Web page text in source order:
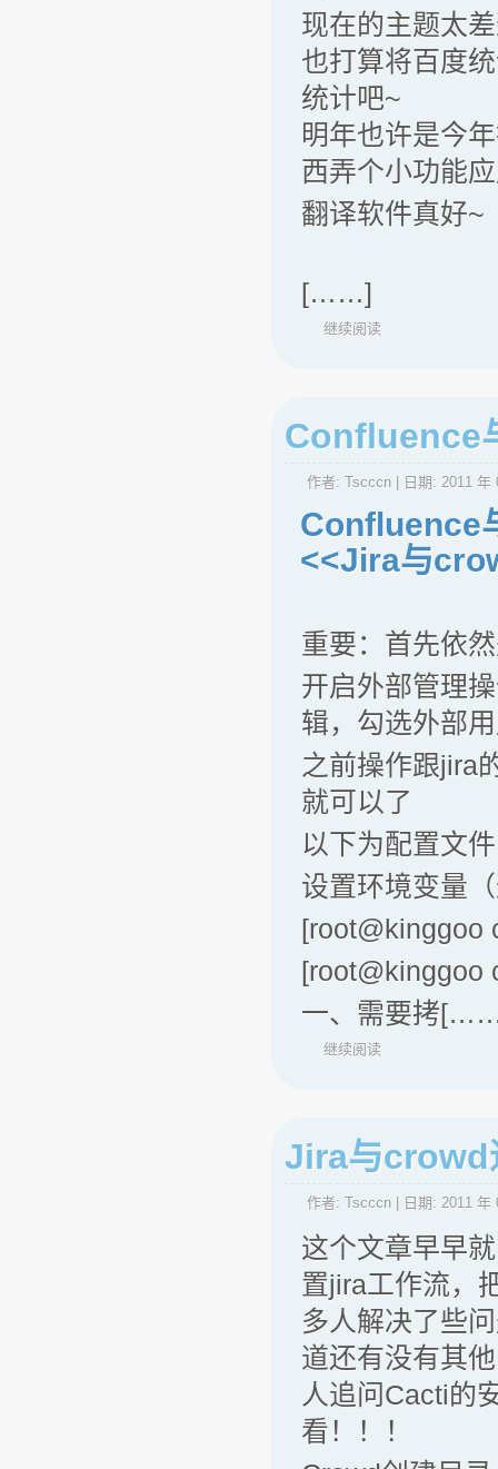
现在的主题太
也打算将百度
统计吧~
明年也许是今
西弄个小功能
翻译软件真好~
[……]
继续阅读
Confluence
作者: Tscccn | 日期: 2011 年
Confluence
<<Jira与
重要：首先依
开启外部管理
辑，勾选外部
之前操作跟jira
就可以了
以下为配置文
设置环境变量
[root@kinggoo
[root@kinggoo
一、需要拷
继续阅读
Jira与crowd
作者: Tscccn | 日期: 2011 年
这个文章早早
置jira工作流，
多人解决了些
道还有没有其
人追问Cacti的
看！！！